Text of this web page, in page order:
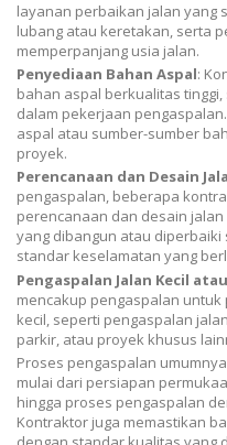
layanan perbaikan jalan yang
lubang atau keretakan, serta
memperpanjang usia jalan.
Penyediaan Bahan Aspal:
bahan aspal berkualitas
dalam pekerjaan
aspal atau sumber-sumber
proyek.
Perencanaan dan Desain
pengaspalan, beberapa
perencanaan dan desain
yang dibangun atau
standar keselamatan yang
Pengaspalan Jalan Kecil
mencakup pengaspalan
kecil, seperti pengaspalan
parkir, atau proyek khusus
Proses pengaspalan
mulai dari persiapan
hingga proses pengaspalan
Kontraktor juga memastikan